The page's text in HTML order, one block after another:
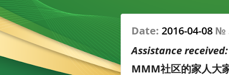
Date: 2016-04-08 №
Assistance
MMM社区的家人大